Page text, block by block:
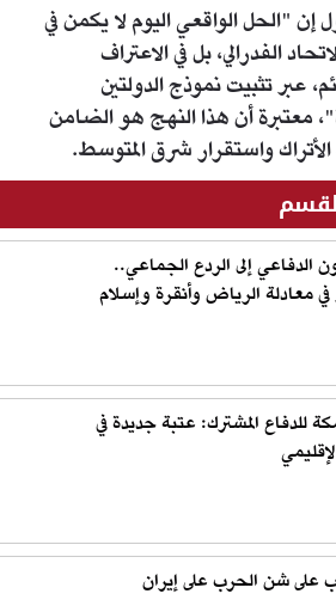
إن "الحل الواقعي اليوم لا يكمن في
الفدرالي، بل في الاعتراف
عبر تثبيت نموذج الدولتين
معتبرة أن هذا النهج هو الضامن
واستقرار شرق المتوسط.
الدفاعي إلى الردع الجماعي..
في معادلة الرياض وأنقرة وإسلام
للدفاع المشترك: عتبة جديدة في
على شن الحرب على إيران